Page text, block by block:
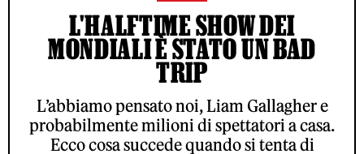
L'HALFTIME SHOW DEI
MONDIALI È STATO UN BAD
TRIP
L’abbiamo pensato noi, Liam Gallagher e
probabilmente milioni di spettatori a casa.
Ecco cosa succede quando si tenta di